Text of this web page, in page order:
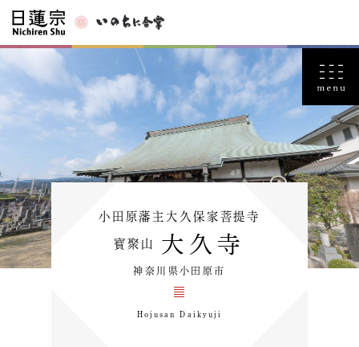
小田原藩主大久保家菩提寺
寳聚山 大久寺
神奈川県小田原市
Hojusan Daikyuji